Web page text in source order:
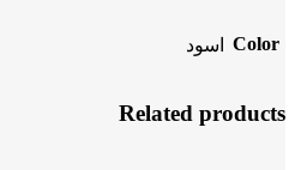
Color اسود
Related products